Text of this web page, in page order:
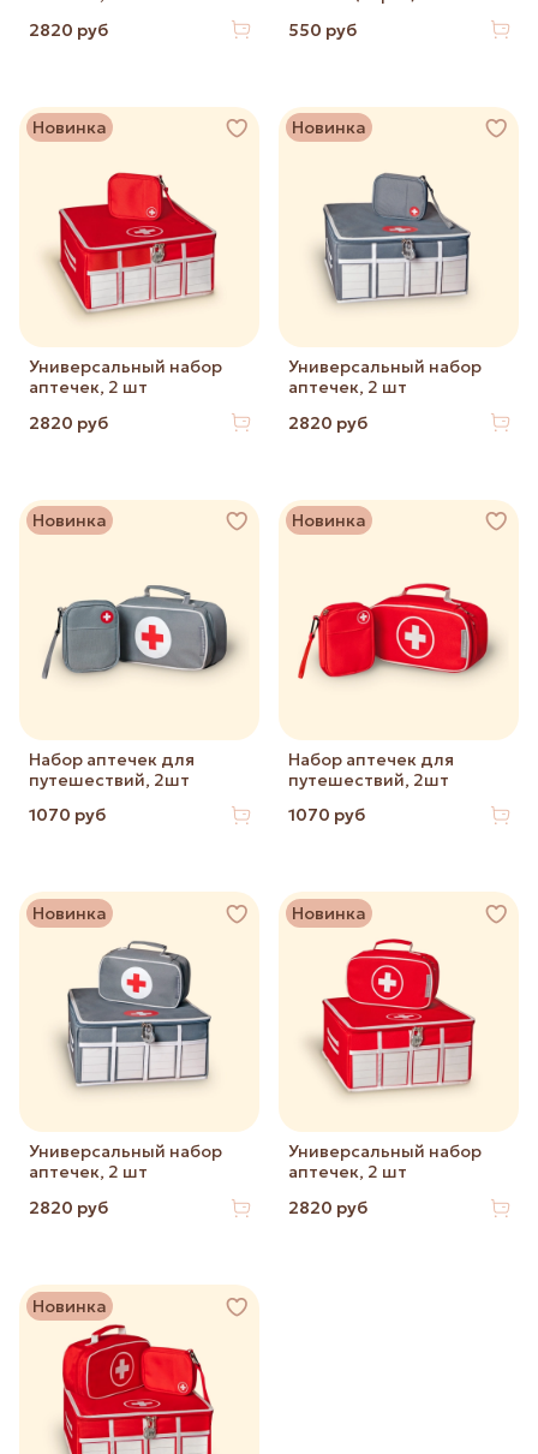
2820 руб
550 руб
Новинка
Универсальный набор
аптечек, 2 шт
2820 руб
Новинка
Универсальный набор
аптечек, 2 шт
2820 руб
Новинка
Набор аптечек для
путешествий, 2шт
1070 руб
Новинка
Набор аптечек для
путешествий, 2шт
1070 руб
Новинка
Универсальный набор
аптечек, 2 шт
2820 руб
Новинка
Универсальный набор
аптечек, 2 шт
2820 руб
Новинка